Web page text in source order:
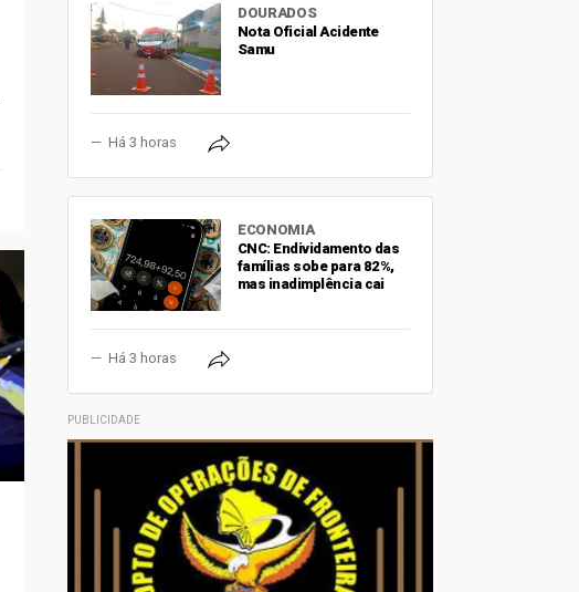
DOURADOS
Nota Oficial Acidente
Samu
Há 3 horas
ECONOMIA
CNC: Endividamento das
famílias sobe para 82%,
mas inadimplência cai
Há 3 horas
PUBLICIDADE